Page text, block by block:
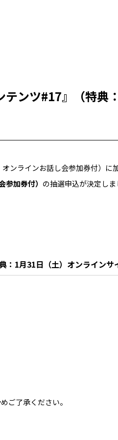
ンツ#17』（特典
ンラインお話し会参加券付）に加
加券付） の抽選申込が決定しま
1月31日（土）オンラインサ
ご了承ください。